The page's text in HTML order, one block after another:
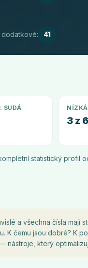
dodatkové: 41
SUDÁ
3 z 6
statistický profil
a všechna čísla mají
K čemu jsou dobré? K
nástroje, který